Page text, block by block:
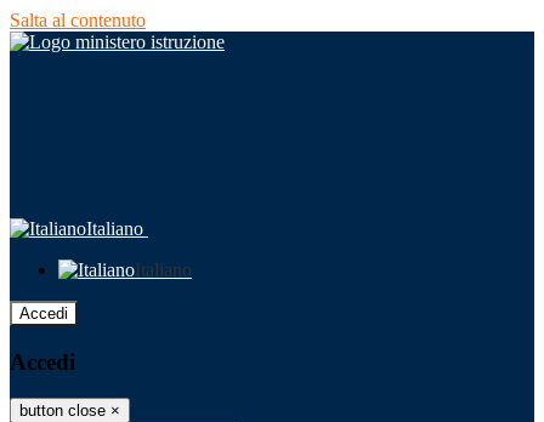
Salta al contenuto
Italiano
Italiano
Accedi
Accedi
button close ×